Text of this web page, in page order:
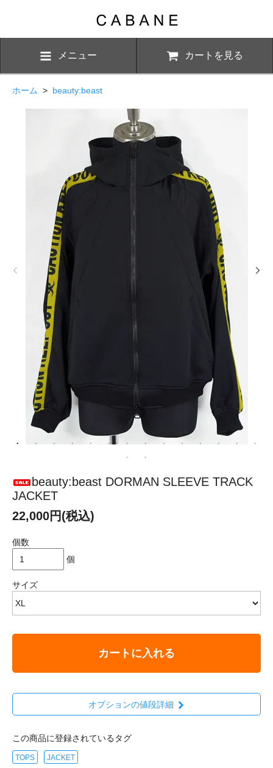
メニュー カートを見る
ホーム > beauty:beast
beauty:beast DORMAN SLEEVE TRACK
JACKET
22,000円(税込)
個数
個
サイズ
カートに入れる
オプションの値段詳細
この商品に登録されているタグ
TOPS JACKET